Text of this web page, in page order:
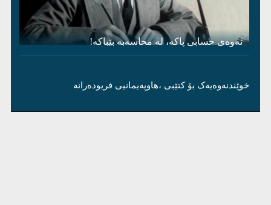
ئەوەی حسابی پاکە، لە محاسەبە بێباکە!
خوێندنەوەیەک بۆ کتێبی ،هاوپەیمانیی فریودەرانە